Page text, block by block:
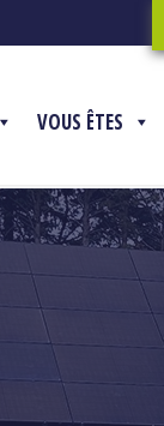
VOUS ÊTES